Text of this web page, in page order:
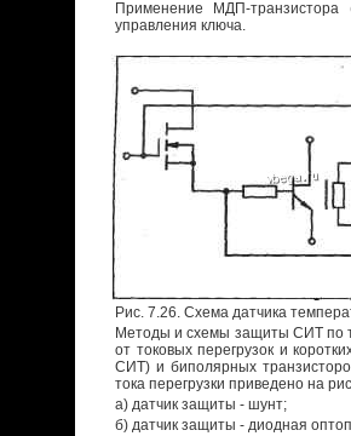
Применение МДП-
управления ключа.
Рис. 7.26. Схема датчика
Методы и схемы защиты СИТ по
от токовых перегрузок и
СИТ) и биполярных
тока перегрузки приведено на
а) датчик защиты - шунт;
б) датчик защиты - диодная